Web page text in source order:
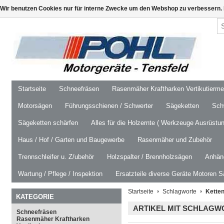
Startseite Schneefräsen Rasenmäher Kraftharken
Motorsägen Führungsschienen / Schwerter Sägeketten
Sägeketten schärfen Alles für die Holzernte ( Werkzeuge
Haus / Hof / Garten und Baugewerbe Rasenmäher und Zubehör
Trennschleifer u. Z/ubehör Holzspalter / Brennholzsägen
Wartung / Pflege / Inspektion Ersatzteile diverse Geräte Motoren
KATEGORIE
Schneefräsen
Rasenmäher Kraftharken
Startseite Schlagworte
ARTIKEL MIT
Wir benutzen Cookies nur für interne Zwecke um den Webshop zu